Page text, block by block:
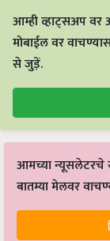
आम्ही व्हाट्सअप वर
मोबाईल वर
से जुड़ें.
आमच्या न्यूसलेटरचे
बातम्या मेलवर